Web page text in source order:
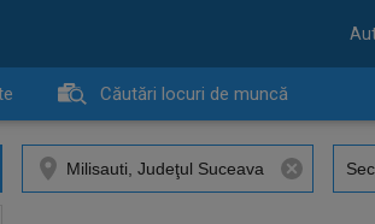
Căutări locuri de muncă